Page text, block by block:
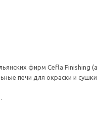
фирм Cefla Finishing
печи для окраски и сушки